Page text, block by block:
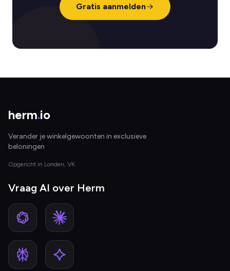
Gratis aanmelden
herm.io
Verander je winkelgewoonten in exclusieve
beloningen
Opgericht in Londen, VK
Vraag AI over Herm